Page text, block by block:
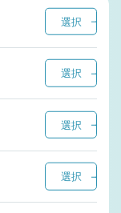
選択
選択
選択
選択